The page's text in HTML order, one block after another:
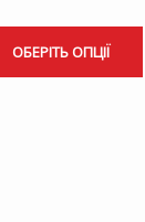
ОБЕРІТЬ ОПЦІЇ